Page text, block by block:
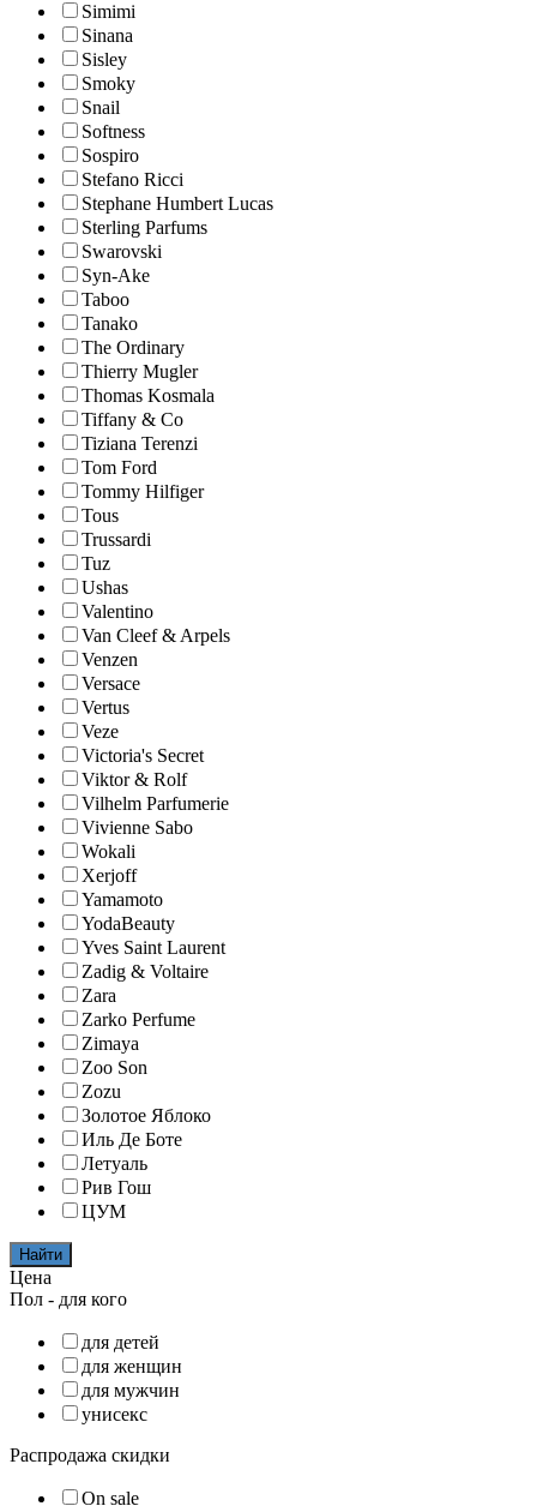
Simimi
Sinana
Sisley
Smoky
Snail
Softness
Sospiro
Stefano Ricci
Stephane Humbert Lucas
Sterling Parfums
Swarovski
Syn-Ake
Taboo
Tanako
The Ordinary
Thierry Mugler
Thomas Kosmala
Tiffany & Co
Tiziana Terenzi
Tom Ford
Tommy Hilfiger
Tous
Trussardi
Tuz
Ushas
Valentino
Van Cleef & Arpels
Venzen
Versace
Vertus
Veze
Victoria's Secret
Viktor & Rolf
Vilhelm Parfumerie
Vivienne Sabo
Wokali
Xerjoff
Yamamoto
YodaBeauty
Yves Saint Laurent
Zadig & Voltaire
Zara
Zarko Perfume
Zimaya
Zoo Son
Zozu
Золотое Яблоко
Иль Де Боте
Летуаль
Рив Гош
ЦУМ
Найти
Цена
Пол - для кого
для детей
для женщин
для мужчин
унисекс
Распродажа скидки
On sale